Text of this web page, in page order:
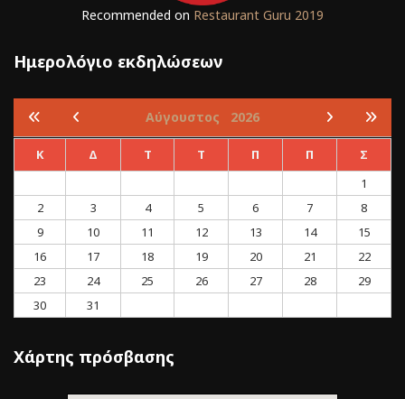
Recommended on Restaurant Guru 2019
Ημερολόγιο εκδηλώσεων
Αύγουστος 2026
Κ Δ Τ Τ Π Π
Σ
1
2
3 4 5 6 7
8
9
10 11 12 13 14
15
16
17 18 19 20 21
22
23
24 25 26 27 28
29
30
31
Χάρτης πρόσβασης